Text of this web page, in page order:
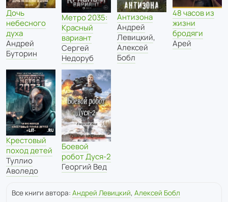
Дочь
небесного
духа
Андрей
Буторин
Метро 2035:
Красный
вариант
Сергей
Недоруб
Антизона
Андрей
Левицкий,
Алексей
Бобл
48 часов из
жизни
бродяги
Арей
Крестовый
поход детей
Туллио
Аволедо
Боевой
робот Дуся-2
Георгий Вед
Все книги автора: Андрей Левицкий, Алексей Бобл